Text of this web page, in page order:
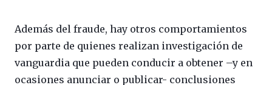
Además del fraude, hay otros comportamientos
por parte de quienes realizan investigación de
vanguardia que pueden conducir a obtener –y en
ocasiones anunciar o publicar- conclusiones